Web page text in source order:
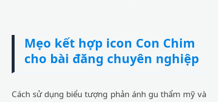
Mẹo kết hợp icon Con Chim
cho bài đăng chuyên nghiệp
Cách sử dụng biểu tượng phản ánh gu thẩm mỹ và